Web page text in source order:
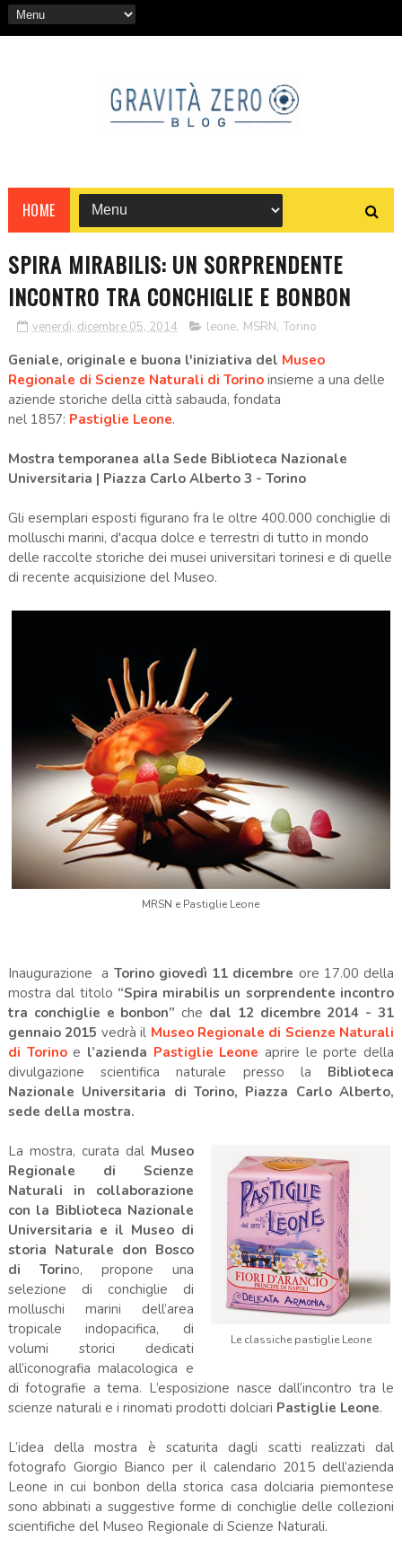
HOME
SPIRA MIRABILIS: UN SORPRENDENTE
INCONTRO TRA CONCHIGLIE E BONBON
venerdì, dicembre 05, 2014 leone, MSRN, Torino
Geniale, originale e buona l'iniziativa del Museo
Regionale di Scienze Naturali di Torinoinsieme a una delle
aziende storiche della città sabauda, fondata
nel 1857: Pastiglie Leone.
Mostra temporanea alla Sede Biblioteca Nazionale
Universitaria | Piazza Carlo Alberto 3 - Torino
Gli esemplari esposti figurano fra le oltre 400.000 conchiglie di
molluschi marini, d'acqua dolce e terrestri di tutto in mondo
delle raccolte storiche dei musei universitari torinesi e di quelle
di recente acquisizione del Museo.
MRSN e Pastiglie Leone
Inaugurazione a Torino giovedì 11 dicembre ore 17.00 della
mostra dal titolo “Spira mirabilis un sorprendente incontro
tra conchiglie e bonbon”che dal 12 dicembre 2014 - 31
gennaio 2015 vedrà il Museo Regionale di Scienze Naturali
di Torino e l’azienda Pastiglie Leone aprire le porte della
divulgazione scientifica naturale presso la Biblioteca
Nazionale Universitaria di Torino, Piazza Carlo Alberto,
sede della mostra.
Le classiche pastiglie Leone
La mostra, curata dal Museo
Regionale di Scienze
Naturali in collaborazione
con la Biblioteca Nazionale
Universitaria e il Museo di
storia Naturale don Bosco
di Torino, propone una
selezione di conchiglie di
molluschi marini dell’area
tropicale indopacifica, di
volumi storici dedicati
all’iconografia malacologica e
di fotografie a tema. L’esposizione nasce dall’incontro tra le
scienze naturali e i rinomati prodotti dolciari Pastiglie Leone.
L’idea della mostra è scaturita dagli scatti realizzati dal
fotografo Giorgio Bianco per il calendario 2015 dell’azienda
Leone in cui bonbon della storica casa dolciaria piemontese
sono abbinati a suggestive forme di conchiglie delle collezioni
scientifiche del Museo Regionale di Scienze Naturali.